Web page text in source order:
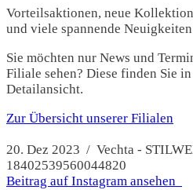
Vorteilsaktionen, neue
und viele spannende
Sie möchten nur News und
Filiale sehen? Diese finden Sie
Detailansicht.
Zur Übersicht unserer Filialen
20. Dez 2023 / Vechta -
18402539560044820
Beitrag auf Instagram ansehen